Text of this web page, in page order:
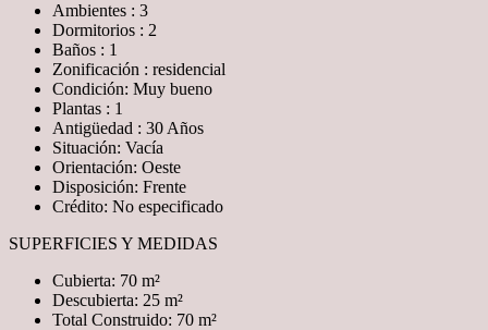
Ambientes : 3
Dormitorios : 2
Baños : 1
Zonificación : residencial
Condición: Muy bueno
Plantas : 1
Antigüedad : 30 Años
Situación: Vacía
Orientación: Oeste
Disposición: Frente
Crédito: No especificado
SUPERFICIES Y MEDIDAS
Cubierta: 70 m²
Descubierta: 25 m²
Total Construido: 70 m²